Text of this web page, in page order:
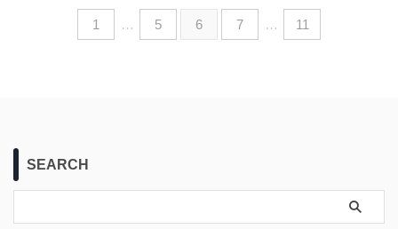
1 … 5 6 7 … 11
SEARCH